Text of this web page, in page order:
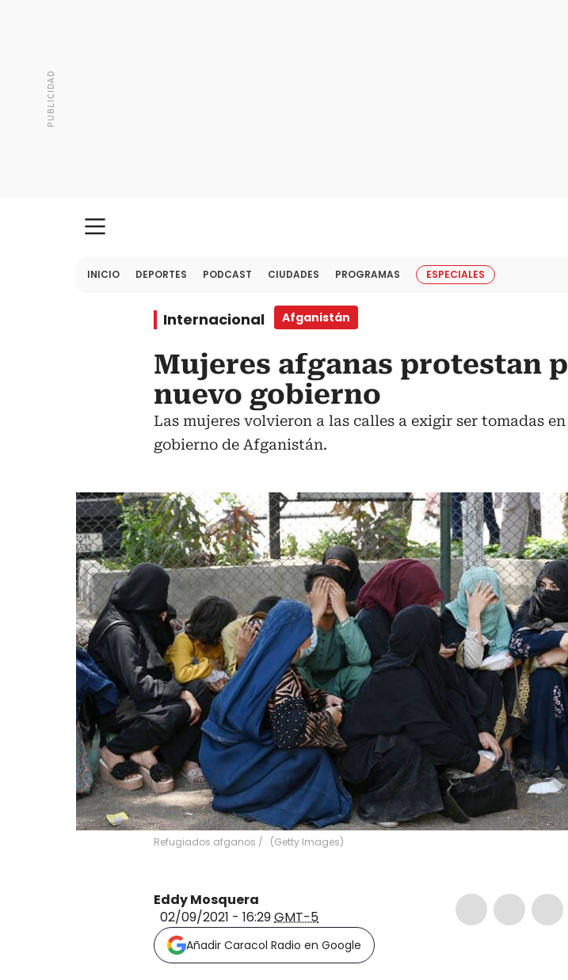
INICIO DEPORTES PODCAST CIUDADES PROGRAMAS ESPECIALES
Internacional Afganistán
Mujeres afganas protestan
nuevo gobierno
Las mujeres volvieron a las calles a exigir ser tomadas
gobierno de Afganistán.
Refugiados afganos / . (Getty Images)
Eddy Mosquera
02/09/2021 - 16:29GMT-5
Añadir Caracol Radio en Google